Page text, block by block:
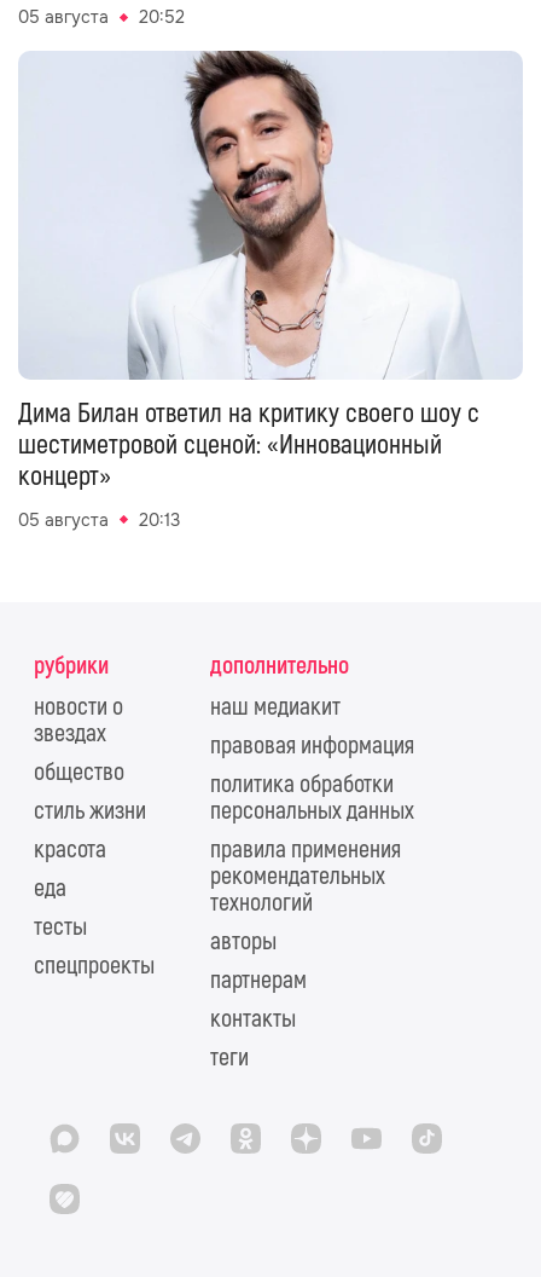
05 августа 20:52
Дима Билан ответил на критику своего шоу с
шестиметровой сценой: «Инновационный
концерт»
05 августа 20:13
рубрики
новости о
звездах
общество
стиль жизни
красота
еда
тесты
спецпроекты
дополнительно
наш медиакит
правовая информация
политика обработки
персональных данных
правила применения
рекомендательных
технологий
авторы
партнерам
контакты
теги